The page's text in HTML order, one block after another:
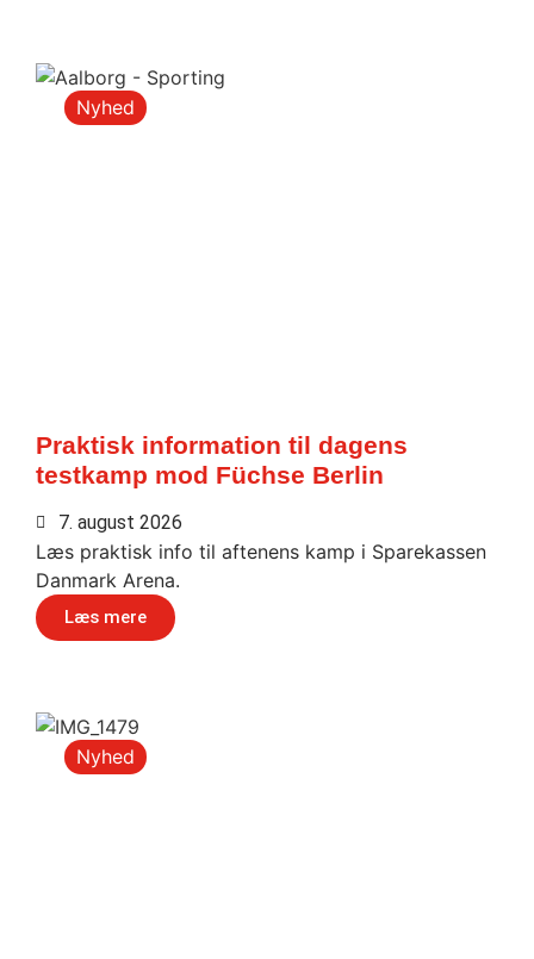
Nyhed
Praktisk information til dagens
testkamp mod Füchse Berlin
7. august 2026
Læs praktisk info til aftenens kamp i Sparekassen
Danmark Arena.
Læs mere
Nyhed